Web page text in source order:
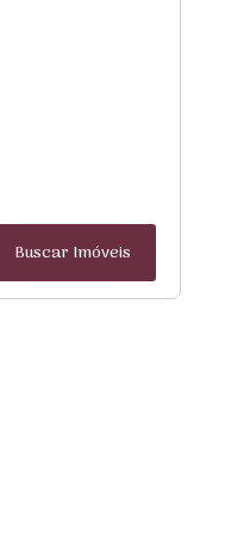
Buscar Imóveis